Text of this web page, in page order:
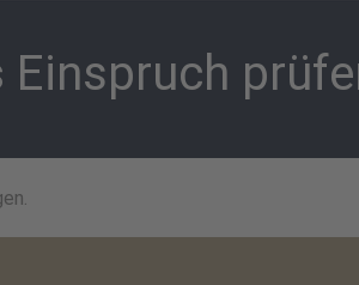
Einspruch